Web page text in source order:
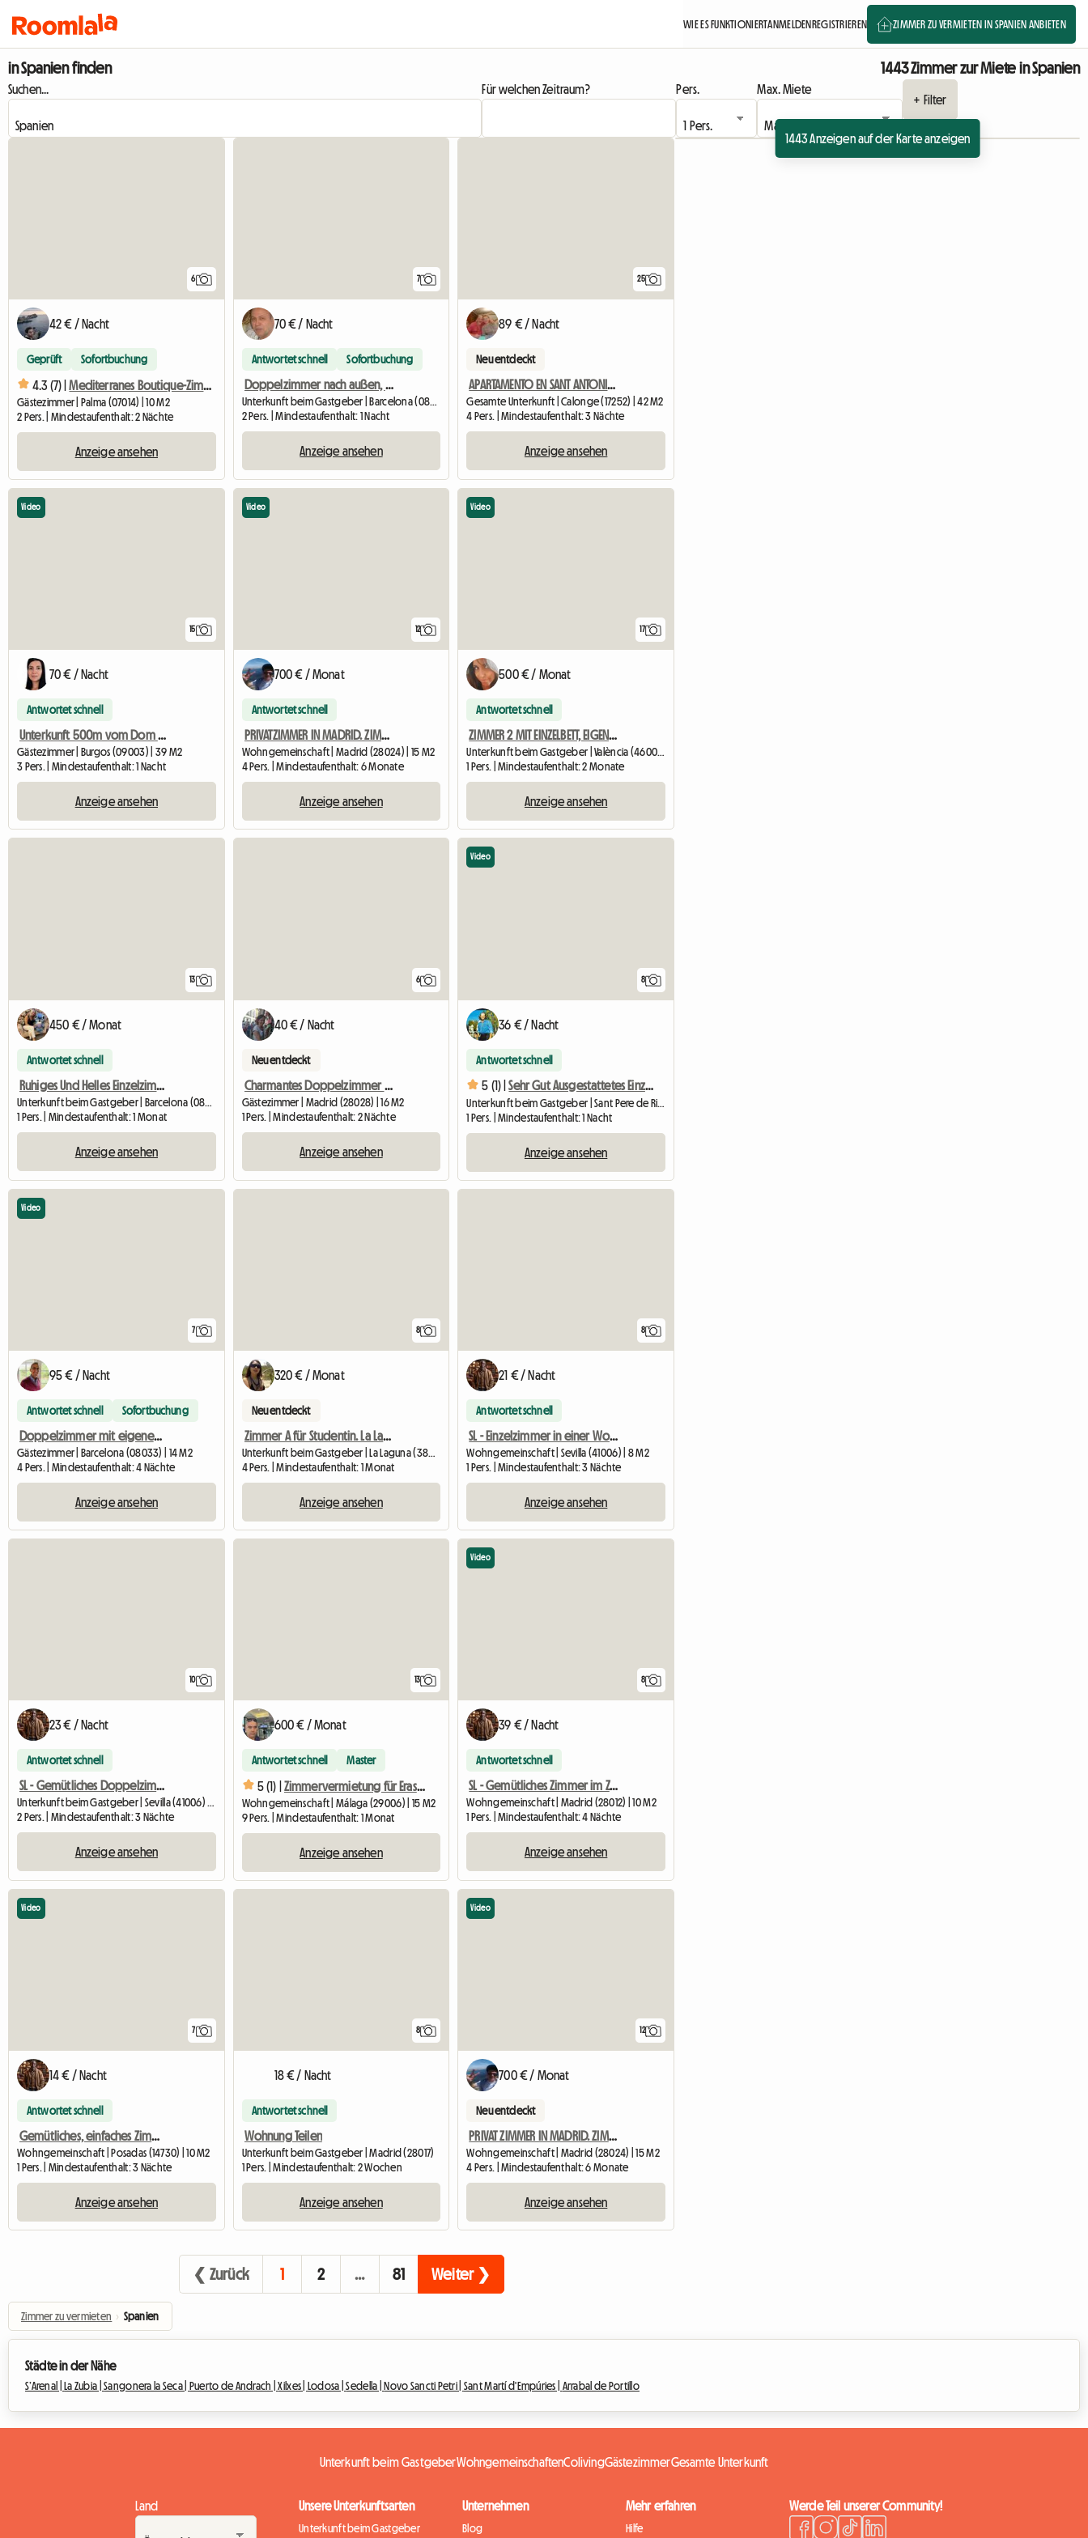
WIE ES FUNKTIONIERTANMELDENREGISTRIEREN ZIMMER ZU VERMIETEN IN SPANIEN ANBIETEN
in Spanien finden 1443 Zimmer zur Miete in Spanien
Suchen... Für welchen Zeitraum? Pers.
Max. Miete
+ Filter
1443 Anzeigen auf der Karte anzeigen
6
42 € / Nacht
Geprüft Sofortbuchung
4.3 (7) | Mediterranes Boutique-Zimmer
Gästezimmer | Palma (07014) | 10 M2
2 Pers. | Mindestaufenthalt: 2 Nächte
Anzeige ansehen
7
70 € / Nacht
Antwortet schnell Sofortbuchung
Doppelzimmer nach außen, gegenüber dem Camp Nou
Unterkunft beim Gastgeber | Barcelona (08028) | 16 M2
2 Pers. | Mindestaufenthalt: 1 Nacht
Anzeige ansehen
25
89 € / Nacht
Neu entdeckt
APARTAMENTO EN SANT ANTONI DE CALONGE A 17 METROS DE LA PLAY
Gesamte Unterkunft | Calonge (17252) | 42 M2
4 Pers. | Mindestaufenthalt: 3 Nächte
Anzeige ansehen
15
Video
70 € / Nacht
Antwortet schnell
Unterkunft 500m vom Dom entfernt
Gästezimmer | Burgos (09003) | 39 M2
3 Pers. | Mindestaufenthalt: 1 Nacht
Anzeige ansehen
12
Video
700 € / Monat
Antwortet schnell
PRIVATZIMMER IN MADRID. ZIMMER 4. IN DER NÄHE DER UNIVERSITÄT
Wohngemeinschaft | Madrid (28024) | 15 M2
4 Pers. | Mindestaufenthalt: 6 Monate
Anzeige ansehen
17
Video
500 € / Monat
Antwortet schnell
ZIMMER 2 MIT EINZELBETT, EIGENEM BADEZIMMER, SCHLOSS UND AC
Unterkunft beim Gastgeber | València (46009) | 12 M2
1 Pers. | Mindestaufenthalt: 2 Monate
Anzeige ansehen
13
450 € / Monat
Antwortet schnell
Ruhiges Und Helles Einzelzimmer
1 Pers. | Mindestaufenthalt: 1 Monat
Anzeige ansehen
6
40 € / Nacht
Neu entdeckt
Charmantes Doppelzimmer (Einzelbenutzung).
Gästezimmer | Madrid (28028) | 16 M2
1 Pers. | Mindestaufenthalt: 2 Nächte
Anzeige ansehen
8
Video
36 € / Nacht
Antwortet schnell
5 (1) | Sehr Gut Ausgestattetes Einzelzimmer
1 Pers. | Mindestaufenthalt: 1 Nacht
Anzeige ansehen
7
Video
95 € / Nacht
Antwortet schnell Sofortbuchung
Doppelzimmer mit eigenem Bad + Parkplatz und Terrasse
Gästezimmer | Barcelona (08033) | 14 M2
4 Pers. | Mindestaufenthalt: 4 Nächte
Anzeige ansehen
8
320 € / Monat
Neu entdeckt
Zimmer A für Studentin. La Laguna, Teneriffa
Unterkunft beim Gastgeber | La Laguna (38205) | 10 M2
4 Pers. | Mindestaufenthalt: 1 Monat
Anzeige ansehen
8
21 € / Nacht
Antwortet schnell
SL - Einzelzimmer in einer Wohngemeinschaft (La Plata)
Wohngemeinschaft | Sevilla (41006) | 8 M2
1 Pers. | Mindestaufenthalt: 3 Nächte
Anzeige ansehen
10
23 € / Nacht
Antwortet schnell
SL - Gemütliches Doppelzimmer in einer Wohngemeinschaft (La Plata)
Unterkunft beim Gastgeber | Sevilla (41006) | 8 M2
2 Pers. | Mindestaufenthalt: 3 Nächte
Anzeige ansehen
13
600 € / Monat
Antwortet schnell Master
5 (1) | Zimmervermietung für Erasmus-Studenten
Wohngemeinschaft | Málaga (29006) | 15 M2
9 Pers. | Mindestaufenthalt: 1 Monat
Anzeige ansehen
8
Video
39 € / Nacht
Antwortet schnell
SL - Gemütliches Zimmer im Zentrum von Madrid (Anton Martin
Wohngemeinschaft | Madrid (28012) | 10 M2
1 Pers. | Mindestaufenthalt: 4 Nächte
Anzeige ansehen
7
Video
14 € / Nacht
Antwortet schnell
Gemütliches, einfaches Zimmer neben dem Bahnhof (Posadas)
Wohngemeinschaft | Posadas (14730) | 10 M2
1 Pers. | Mindestaufenthalt: 3 Nächte
Anzeige ansehen
8
18 € / Nacht
Antwortet schnell
Wohnung Teilen
Unterkunft beim Gastgeber | Madrid (28017)
1 Pers. | Mindestaufenthalt: 2 Wochen
Anzeige ansehen
12
Video
700 € / Monat
Neu entdeckt
PRIVAT ZIMMER IN MADRID. ZIMMER 3 IN DER NÄHE DER UNIVERSITÄT
Wohngemeinschaft | Madrid (28024) | 15 M2
4 Pers. | Mindestaufenthalt: 6 Monate
Anzeige ansehen
❮ Zurück 1 2 … 81 Weiter ❯
Zimmer zu vermieten › Spanien
Städte in der Nähe
S’Arenal | La Zubia |Sangonera la Seca | Puerto de Andrach |Xilxes | Lodosa |Sedella | Novo Sancti Petri | Sant Martí d'Empúries | Arrabal de Portillo
Unterkunft beim GastgeberWohngemeinschaftenColivingGästezimmerGesamte Unterkunft
Land Unsere Unterkunftsarten
Unterkunft beim Gastgeber
Unternehmen
Blog
Mehr erfahren
Hilfe
Werde Teil unserer Community!